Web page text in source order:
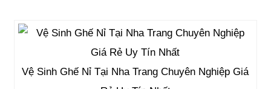
Vệ Sinh Ghế Nỉ Tại Nha Trang Chuyên Nghiệp Giá